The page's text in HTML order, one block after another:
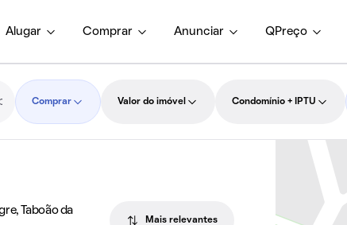
Alugar Comprar Anunciar QPreço
Comprar Valor do imóvel Condomínio + IPTU
Taboão da
Mais relevantes